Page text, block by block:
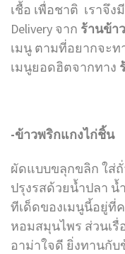
เชื้อ เพื่อชาติ เราจึง
Delivery จาก ร้านข้า
เมนู ตามที่อยากจะท
เมนูยอดฮิตจากทาง
-ข้าวพริกแกงไก่ชิ้น
ผัดแบบขลุกขลิก ใส่ถั่
ปรุงรสด้วยน้ำปลา
ทีเด็ดของเมนูนี้อยู่ที่
หอมสมุนไพร ส่วนเรื่
อาม่าใจดี ยิ่งทานกั